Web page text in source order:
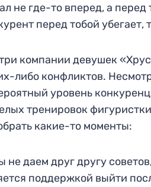
не где-то вперед, а
перед тобой
компании девушек
либо конфликтов.
уровень
тренировок
какие-то моменты:
не даем друг другу
поддержкой выйти